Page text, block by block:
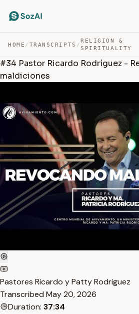
HOME / TRANSCRIPTS /
RELIGION &
SPIRITUALITY
#34 Pastor Ricardo Rodríguez -
maldiciones
Pastores Ricardo y Patty Rodriguez
Transcribed May 20, 2026
Duration: 37:34